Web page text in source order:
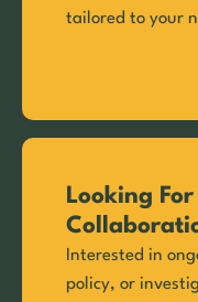
tailored to your
Looking
Interested in
policy, or